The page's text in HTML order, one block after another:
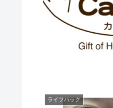
ライフハック